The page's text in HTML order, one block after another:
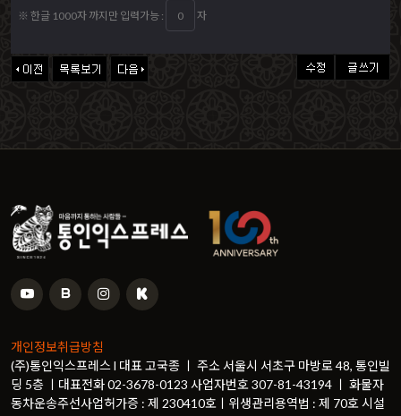
※ 한글 1000자 까지만 입력가능 : 자
개인정보취급방침
(주)통인익스프레스 l 대표 고국종 ㅣ 주소 서울시 서초구 마방로 48, 통인빌
딩 5층 ㅣ대표전화 02-3678-0123 사업자번호 307-81-43194 ㅣ 화물자
동차운송주선사업허가증 : 제 230410호ㅣ위생관리용역법 : 제 70호 시설